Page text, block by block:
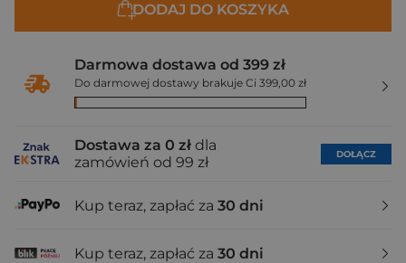
DODAJ DO KOSZYKA
Darmowa dostawa od 399 zł
Do darmowej dostawy brakuje Ci 399,00 zł
Dostawa za 0 zł dla
zamówień od 99 zł
DOŁĄCZ
Kup teraz, zapłać za 30 dni
Kup teraz, zapłać za 30 dni